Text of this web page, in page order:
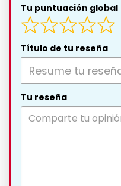
Tu puntuación global
Título de tu reseña
Tu reseña